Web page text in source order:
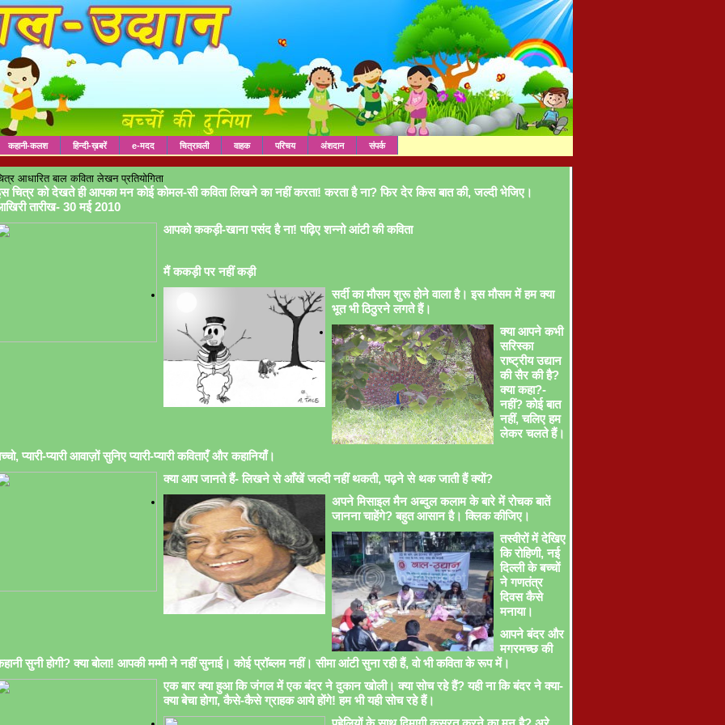
कहानी-कलश हिन्दी-ख़बरें e-मदद चित्रावली वाहक परिचय अंशदान संपर्क
आधारित बाल कविता लेखन प्रतियोगिता
चित्र को देखते ही आपका मन कोई कोमल-सी कविता लिखने का नहीं करता! करता है ना? फिर देर किस बात की, जल्दी भेजिए।
तारीख- 30 मई 2010
आपको ककड़ी-खाना पसंद है ना! पढ़िए शन्नो आंटी की कविता
मैं ककड़ी पर नहीं कड़ी
सर्दी का मौसम शुरू होने वाला है। इस मौसम में हम क्या
भूत भी ठिठुरने लगते हैं।
क्या आपने कभी
सरिस्का
राष्ट्रीय उद्यान
की सैर की है?
क्या कहा?-
नहीं? कोई बात
नहीं, चलिए हम
लेकर चलते हैं।
प्यारी-प्यारी आवाज़ों सुनिए प्यारी-प्यारी कविताएँ और कहानियाँ।
क्या आप जानते हैं- लिखने से आँखें जल्दी नहीं थकती, पढ़ने से थक जाती हैं क्यों?
अपने मिसाइल मैन अब्दुल कलाम के बारे में रोचक बातें
जानना चाहेंगे? बहुत आसान है। क्लिक कीजिए।
तस्वीरों में देखिए
कि रोहिणी, नई
दिल्ली के बच्चों
ने गणतंत्र
दिवस कैसे
मनाया।
आपने बंदर और
मगरमच्छ की
सुनी होगी? क्या बोला! आपकी मम्मी ने नहीं सुनाई। कोई प्रॉब्लम नहीं। सीमा आंटी सुना रही हैं, वो भी कविता के रूप में।
एक बार क्या हुआ कि जंगल में एक बंदर ने दुकान खोली। क्या सोच रहे हैं? यही ना कि बंदर ने क्या-
क्या बेचा होगा, कैसे-कैसे ग्राहक आये होंगे! हम भी यही सोच रहे हैं।